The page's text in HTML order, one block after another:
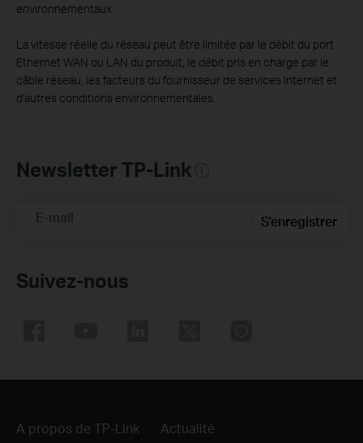
environnementaux.
La vitesse réelle du réseau peut être limitée par le débit du port
Ethernet WAN ou LAN du produit, le débit pris en charge par le
câble réseau, les facteurs du fournisseur de services Internet et
d'autres conditions environnementales.
Newsletter TP-Link
E-mail S'enregistrer
Suivez-nous
A propos de TP-Link Actualité